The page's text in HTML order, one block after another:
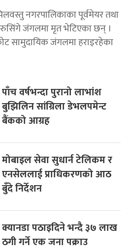
नगरपालिकाका पूर्वमेयर तथा
जंगलमा मृत भेटिएका छन् ।
सामुदायिक जंगलमा हराइरहेका
पाँच वर्षभन्दा पुरानो लाभांश
बुझिलिन सांग्रिला डेभलपमेन्ट
बैंकको आग्रह
मोबाइल सेवा सुधार्न टेलिकम र
एनसेललाई प्राधिकरणको आठ
बुँदे निर्देशन
क्यानडा पठाइदिने भन्दै ३७ लाख
ठगी गर्ने एक जना पक्राउ